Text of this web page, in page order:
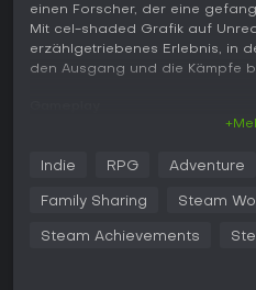
einen Forscher, der eine
Mit cel-shaded Grafik auf
erzählgetriebenes Erlebnis, in
den Ausgang und die Kämpfe
kombinieren mindestens drei
zu sammeln - es gibt fünf
Battles aus und ändern
Indie RPG Adventure
Family Sharing Steam
Steam Achievements